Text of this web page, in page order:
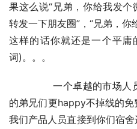
果这么说“兄弟，你给我发个
转发一下朋友圈”，“兄弟，
这样的话你就还是一个平
词)。。。
的弟兄们更happy不掉线的
我们产品人员直接到你们宿